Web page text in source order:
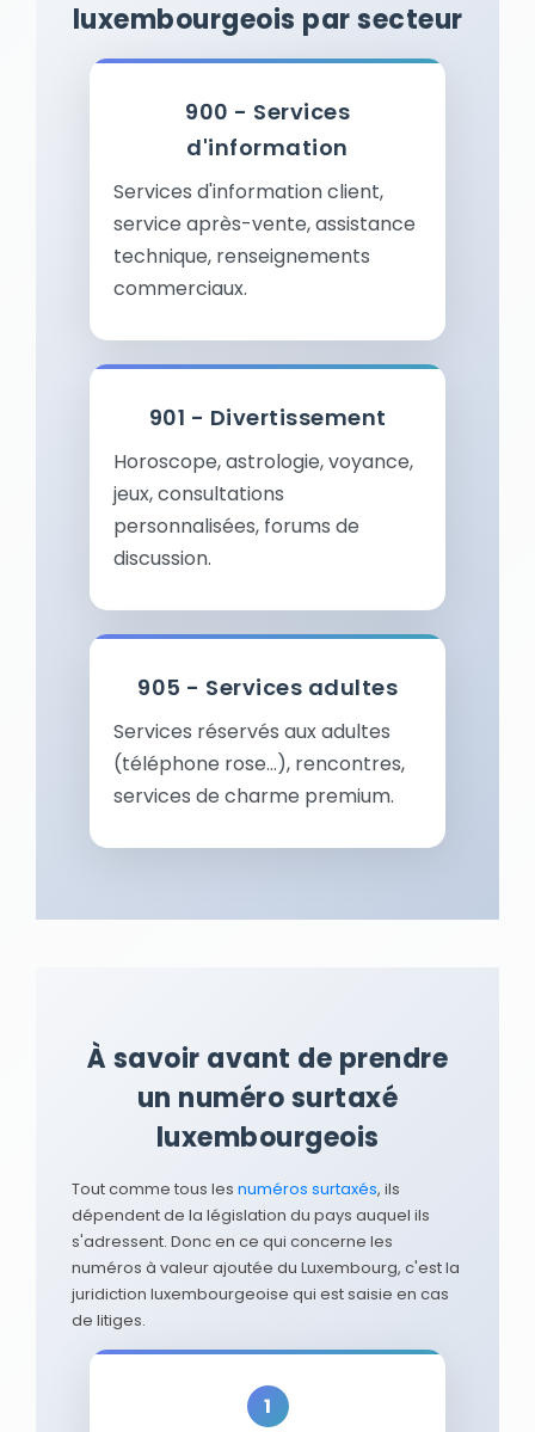
luxembourgeois par secteur
900 - Services
d'information
Services d'information client,
service après-vente, assistance
technique, renseignements
commerciaux.
901 - Divertissement
Horoscope, astrologie, voyance,
jeux, consultations
personnalisées, forums de
discussion.
905 - Services adultes
Services réservés aux adultes
(téléphone rose…), rencontres,
services de charme premium.
À savoir avant de prendre
un numéro surtaxé
luxembourgeois
Tout comme tous les numéros surtaxés, ils
dépendent de la législation du pays auquel ils
s'adressent. Donc en ce qui concerne les
numéros à valeur ajoutée du Luxembourg, c'est la
juridiction luxembourgeoise qui est saisie en cas
de litiges.